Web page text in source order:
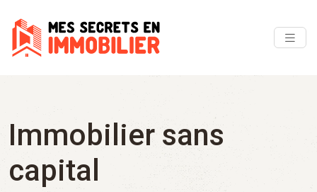
Immobilier sans
capital